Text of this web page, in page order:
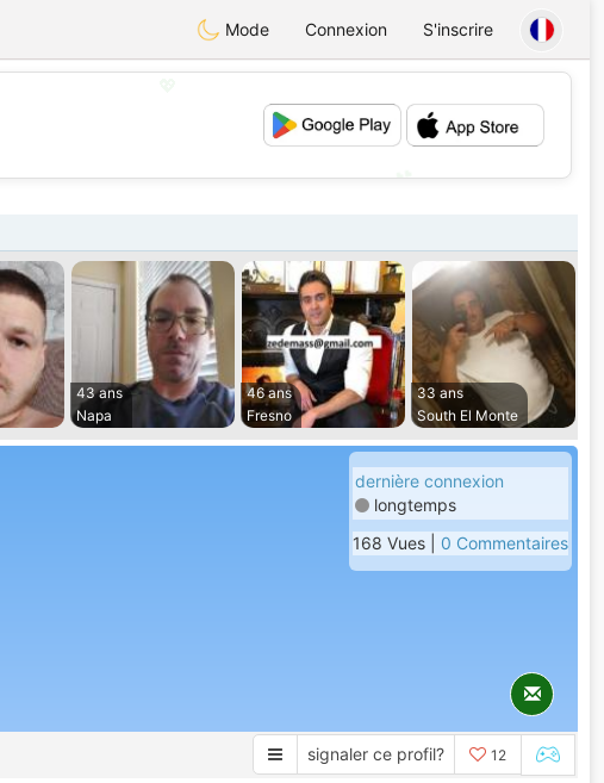
Mode Connexion S'inscrire
43 ans
Napa
46 ans
Fresno
33 ans
South El Monte
dernière connexion
longtemps
168 Vues | 0 Commentaires
signaler ce profil? 12